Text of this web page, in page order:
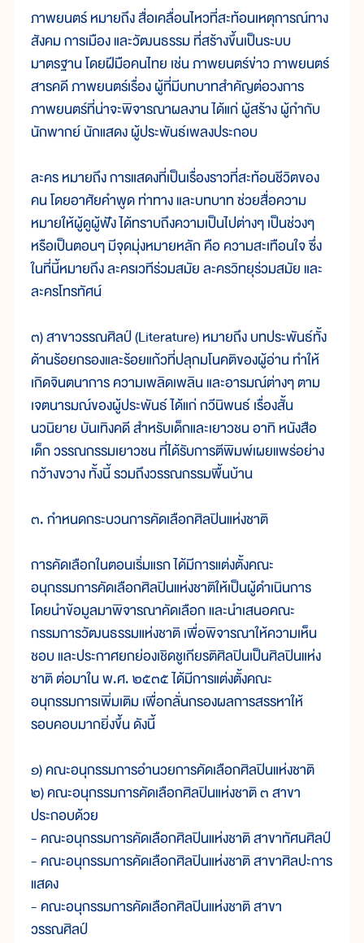
ภาพยนตร์ หมายถึง สื่อเคลื่อนไหวที่สะท้อนเหตุการณ์ทาง
สังคม การเมือง และวัฒนธรรม ที่สร้างขึ้นเป็นระบบ
มาตรฐาน โดยฝีมือคนไทย เช่น ภาพยนตร์ข่าว ภาพยนตร์
สารคดี ภาพยนตร์เรื่อง ผู้ที่มีบทบาทสำคัญต่อวงการ
ภาพยนตร์ที่น่าจะพิจารณาผลงาน ได้แก่ ผู้สร้าง ผู้กำกับ
นักพากย์ นักแสดง ผู้ประพันธ์เพลงประกอบ
ละคร หมายถึง การแสดงที่เป็นเรื่องราวที่สะท้อนชีวิตของ
คน โดยอาศัยคำพูด ท่าทาง และบทบาท ช่วยสื่อความ
หมายให้ผู้ดูผู้ฟัง ได้ทราบถึงความเป็นไปต่างๆ เป็นช่วงๆ
หรือเป็นตอนๆ มีจุดมุ่งหมายหลัก คือ ความสะเทือนใจ ซึ่ง
ในที่นี้หมายถึง ละครเวทีร่วมสมัย ละครวิทยุร่วมสมัย และ
ละครโทรทัศน์
๓) สาขาวรรณศิลป์ (Literature) หมายถึง บทประพันธ์ทั้ง
ด้านร้อยกรองและร้อยแก้วที่ปลุกมโนคติของผู้อ่าน ทำให้
เกิดจินตนาการ ความเพลิดเพลิน และอารมณ์ต่างๆ ตาม
เจตนารมณ์ของผู้ประพันธ์ ได้แก่ กวีนิพนธ์ เรื่องสั้น
นวนิยาย บันเทิงคดี สำหรับเด็กและเยาวชน อาทิ หนังสือ
เด็ก วรรณกรรมเยาวชน ที่ได้รับการตีพิมพ์เผยแพร่อย่าง
กว้างขวาง ทั้งนี้ รวมถึงวรรณกรรมพื้นบ้าน
๓. กำหนดกระบวนการคัดเลือกศิลปินแห่งชาติ
การคัดเลือกในตอนเริ่มแรก ได้มีการแต่งตั้งคณะ
อนุกรรมการคัดเลือกศิลปินแห่งชาติให้เป็นผู้ดำเนินการ
โดยนำข้อมูลมาพิจารณาคัดเลือก และนำเสนอคณะ
กรรมการวัฒนธรรมแห่งชาติ เพื่อพิจารณาให้ความเห็น
ชอบ และประกาศยกย่องเชิดชูเกียรติศิลปินเป็นศิลปินแห่ง
ชาติ ต่อมาใน พ.ศ. ๒๕๓๕ ได้มีการแต่งตั้งคณะ
อนุกรรมการเพิ่มเติม เพื่อกลั่นกรองผลการสรรหาให้
รอบคอบมากยิ่งขึ้น ดังนี้
๑) คณะอนุกรรมการอำนวยการคัดเลือกศิลปินแห่งชาติ
๒) คณะอนุกรรมการคัดเลือกศิลปินแห่งชาติ ๓ สาขา
ประกอบด้วย
- คณะอนุกรรมการคัดเลือกศิลปินแห่งชาติ สาขาทัศนศิลป์
- คณะอนุกรรมการคัดเลือกศิลปินแห่งชาติ สาขาศิลปะการ
แสดง
- คณะอนุกรรมการคัดเลือกศิลปินแห่งชาติ สาขา
วรรณศิลป์